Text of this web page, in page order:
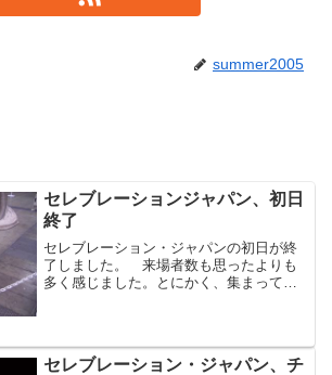
summer2005
セレブレーションジャパン、初日
終了
セレブレーション・ジャパンの初日が終
了しました。 来場者数も思ったよりも
多く感じました。とにかく、集まってい
的があるならそこにスポッ...
セレブレーション・ジャパン、チ